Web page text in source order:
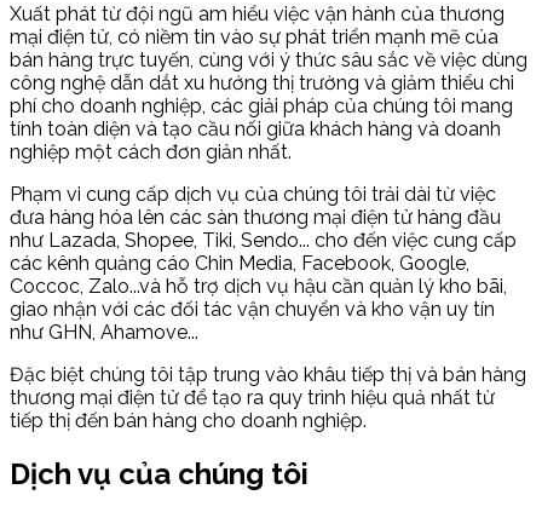
Xuất phát từ đội ngũ am hiểu việc vận hành của thương
mại điện tử, có niềm tin vào sự phát triển mạnh mẽ của
bán hàng trực tuyến, cùng với ý thức sâu sắc về việc dùng
công nghệ dẫn dắt xu hướng thị trường và giảm thiểu chi
phí cho doanh nghiệp, các giải pháp của chúng tôi mang
tính toàn diện và tạo cầu nối giữa khách hàng và doanh
nghiệp một cách đơn giản nhất.
Phạm vi cung cấp dịch vụ của chúng tôi trải dài từ việc
đưa hàng hóa lên các sàn thương mại điện tử hàng đầu
như Lazada, Shopee, Tiki, Sendo... cho đến việc cung cấp
các kênh quảng cáo Chin Media, Facebook, Google,
Coccoc, Zalo...và hỗ trợ dịch vụ hậu cần quản lý kho bãi,
giao nhận với các đối tác vận chuyển và kho vận uy tín
như GHN, Ahamove...
Đặc biệt chúng tôi tập trung vào khâu tiếp thị và bán hàng
thương mại điện tử để tạo ra quy trình hiệu quả nhất từ
tiếp thị đến bán hàng cho doanh nghiệp.
Dịch vụ của chúng tôi